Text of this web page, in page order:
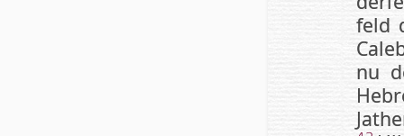
feld
nu